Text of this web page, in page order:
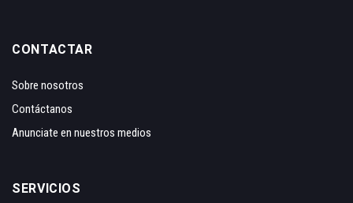
CONTACTAR
Sobre nosotros
Contáctanos
Anunciate en nuestros medios
SERVICIOS